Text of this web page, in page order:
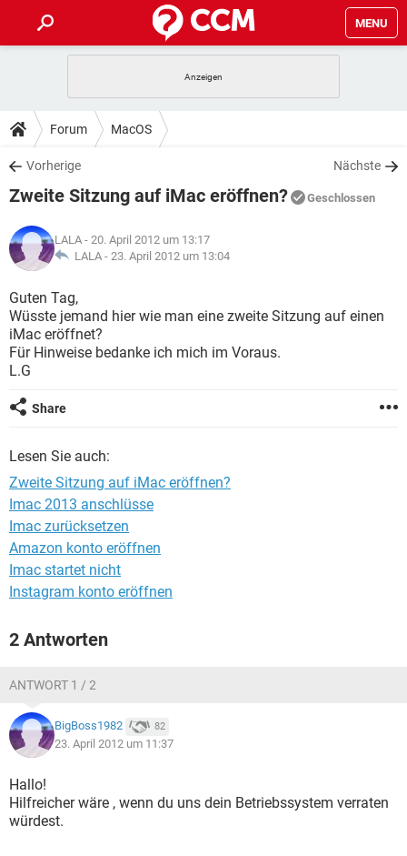
MENU
ANDROID
WINDOWS 10
WHATSAPP TIKTOK
FACEBOOK
TIPPS & TRICKS
SPIELE
WHATSAPP
FACEBOOK
DOWNLOADS
SPIELE STREAMING
ANDROID
WINDOWS 10 INSTAGRAM
WHATSAPP
FACEBOOK HARDWARE
SPIELE
ANDROID
WINDOWS 10
WHATSAPP
FACEBOOK
LEXIKON
SPIELE
ANDROID IOS
WINDOWS 10 INSTAGRAM
FACEBOOK
Forum MacOS
Vorherige Nächste
Zweite Sitzung auf iMac eröffnen? Geschlossen
LALA - 20. April 2012 um 13:17
LALA - 23. April 2012 um 13:04
Guten Tag,
Wüsste jemand hier wie man eine zweite Sitzung auf einen
iMac eröffnet?
Für Hinweise bedanke ich mich im Voraus.
L.G
Share
Lesen Sie auch:
Zweite Sitzung auf iMac eröffnen?
Imac 2013 anschlüsse
Imac zurücksetzen
Amazon konto eröffnen
Imac startet nicht
Instagram konto eröffnen
2 Antworten
ANTWORT 1 / 2
BigBoss1982 82
23. April 2012 um 11:37
Hallo!
Hilfreicher wäre , wenn du uns dein Betriebssystem verraten
würdest.